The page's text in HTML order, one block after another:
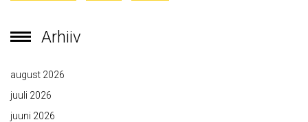
Arhiiv
august 2026
juuli 2026
juuni 2026